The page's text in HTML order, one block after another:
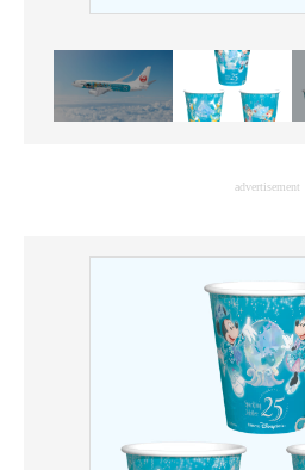
advertisement